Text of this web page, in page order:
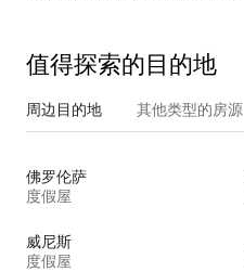
值得探索的目的地
周边目的地 其他类型的房源
佛罗伦萨
度假屋
威尼斯
度假屋